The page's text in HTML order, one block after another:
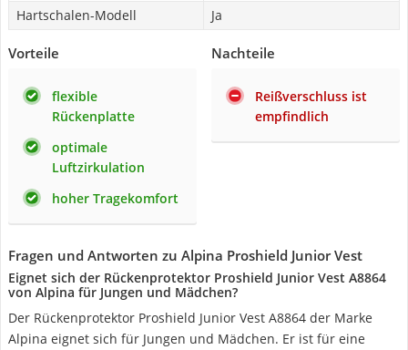
Hartschalen-Modell Ja
Vorteile
flexible
Rückenplatte
optimale
Luftzirkulation
hoher Tragekomfort
Nachteile
Reißverschluss ist
empfindlich
Fragen und Antworten zu Alpina Proshield Junior Vest
Eignet sich der Rückenprotektor Proshield Junior Vest A8864
von Alpina für Jungen und Mädchen?
Der Rückenprotektor Proshield Junior Vest A8864 der Marke
Alpina eignet sich für Jungen und Mädchen. Er ist für eine